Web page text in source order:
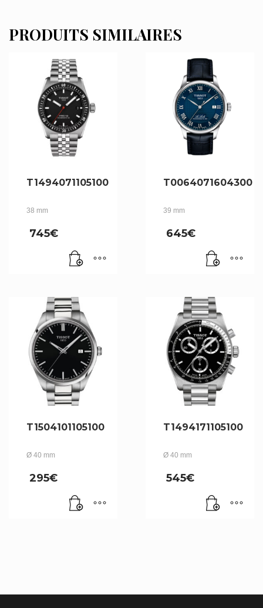
PRODUITS SIMILAIRES
T1494071105100
38 mm
745€
T0064071604300
39 mm
645€
T1504101105100
Ø 40 mm
295€
T1494171105100
Ø 40 mm
545€